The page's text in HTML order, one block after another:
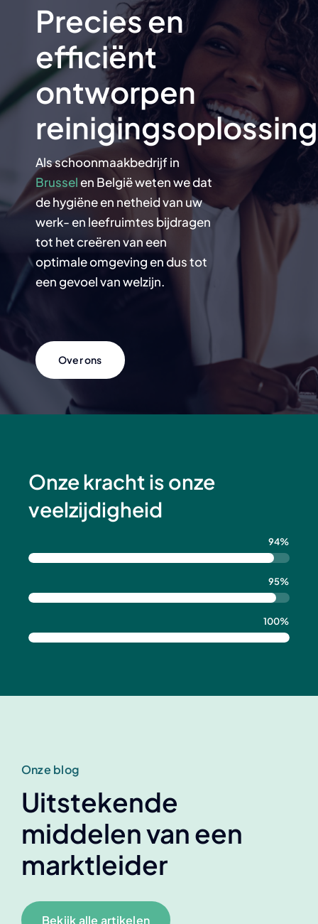
Precies en
efficiënt
ontworpen
Als schoonmaakbedrijf in
Brusselen België weten we dat
de hygiëne en netheid van uw
werk- en leefruimtes bijdragen
tot het creëren van een
optimale omgeving en dus tot
een gevoel van welzijn.
Over ons
Onze kracht is onze
veelzijdigheid
94%
95%
100%
Onze blog
Uitstekende
middelen van een
marktleider
Bekijk alle artikelen